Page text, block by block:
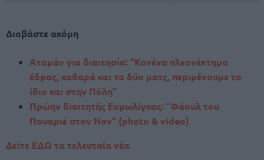
Διαβάστε ακόμη
Αταμάν για διαιτησία: “Κανένα πλεονέκτημα
έδρας, καθαρά και τα δύο ματς, περιμένουμε το
ίδιο και στην Πόλη”
Πρώην διαιτητής Ευρωλίγκας: “Φάουλ του
Πουαριέ στον Ναν” (photo & video)
Δείτε ΕΔΩ τα τελευταία νέα